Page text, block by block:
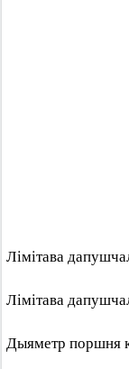
Лімітава
Лімітава
Дыяметр поршня